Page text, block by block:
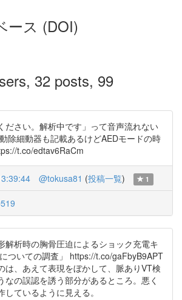
ース (DOI)
32 posts, 99
ださい。解析中です」って音声流れない
除細動器も記載あるけどAEDモードの時
t.co/edtav6RaCm
@tokusa81 (投稿一覧) 1
解析時の胸骨圧迫によるショック充電キ
ついての調査」 https://t.co/gaFbyB9APT
は、あえて表現をぼかして、脈ありVT検
なの誤認を誘う部分があるところ。悪く
ているように見える。